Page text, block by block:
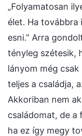
„Folyamatosan
élet. Ha továbbra
esni.” Arra
tényleg szétesik,
lányom még csak
teljes a családja,
Akkoriban nem
családomat, de a
ha ez így megy